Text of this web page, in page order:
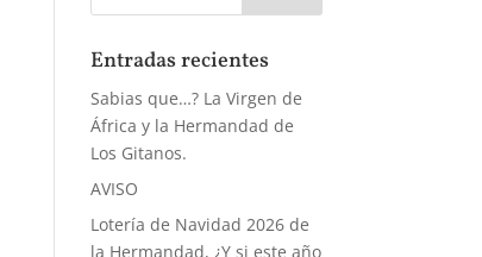
Entradas recientes
Sabias que…? La Virgen de
África y la Hermandad de
Los Gitanos.
AVISO
Lotería de Navidad 2026 de
la Hermandad, ¿Y si este año